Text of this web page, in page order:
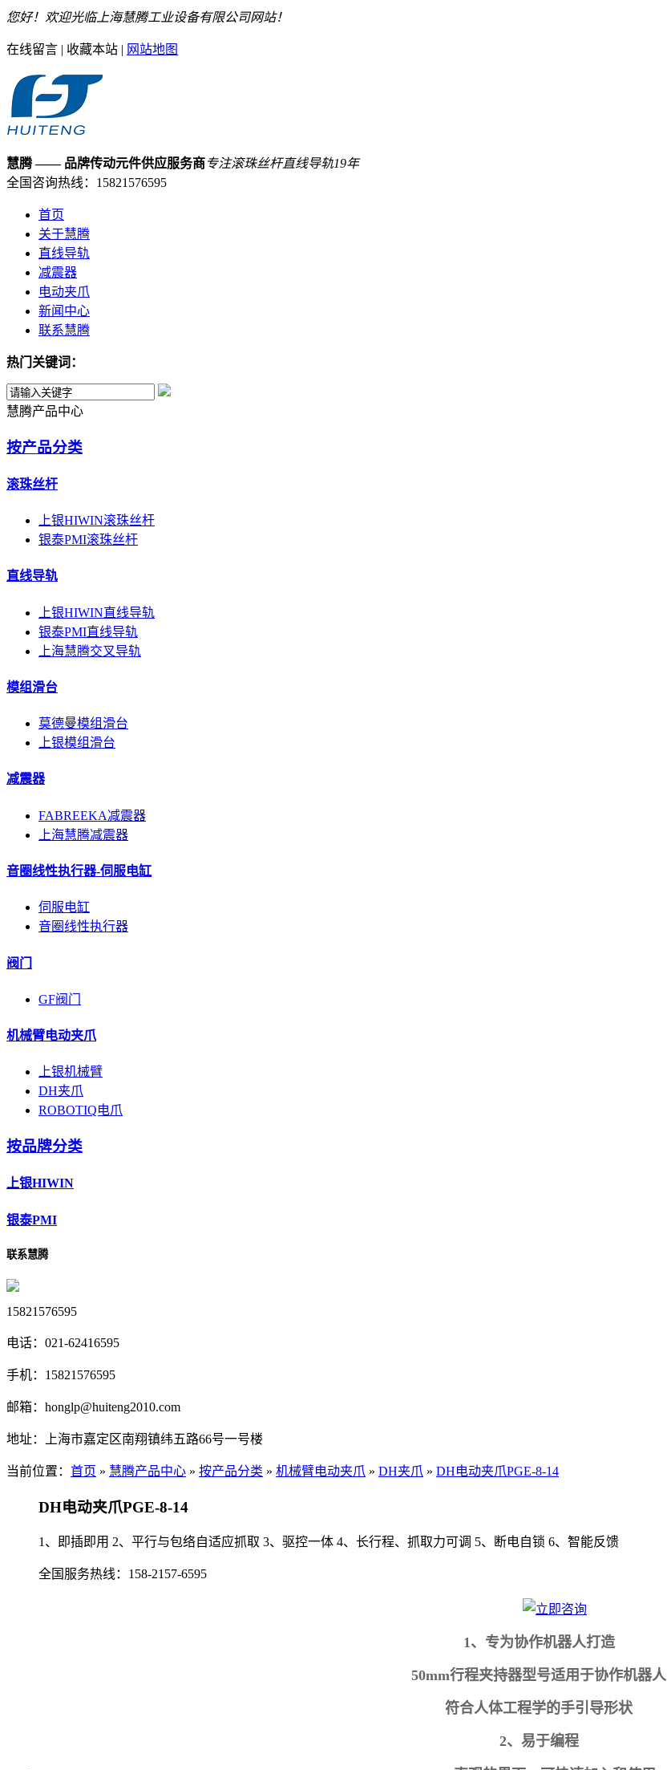
您好！欢迎光临上海慧腾工业设备有限公司网站！
在线留言 | 收藏本站 | 网站地图
慧腾—— 品牌传动元件供应服务商专注滚珠丝杆直线导轨19年
全国咨询热线： 15821576595
首页
关于慧腾
直线导轨
减震器
电动夹爪
新闻中心
联系慧腾
热门关键词：
慧腾产品中心
按产品分类
滚珠丝杆
上银HIWIN滚珠丝杆
银泰PMI滚珠丝杆
直线导轨
上银HIWIN直线导轨
银泰PMI直线导轨
上海慧腾交叉导轨
模组滑台
莫德曼模组滑台
上银模组滑台
减震器
FABREEKA减震器
上海慧腾减震器
音圈线性执行器-伺服电缸
伺服电缸
音圈线性执行器
阀门
GF阀门
机械臂电动夹爪
上银机械臂
DH夹爪
ROBOTIQ电爪
按品牌分类
上银HIWIN
银泰PMI
联系慧腾
15821576595
电话： 021-62416595
手机： 15821576595
邮箱： honglp@huiteng2010.com
地址： 上海市嘉定区南翔镇纬五路66号一号楼
当前位置： 首页 » 慧腾产品中心 » 按产品分类 » 机械臂电动夹爪 » DH夹爪 » DH电动夹爪PGE-8-14
DH电动夹爪PGE-8-14
1、即插即用 2、平行与包络自适应抓取 3、驱控一体 4、长行程、抓取力可调 5、断电自锁 6、智能反馈
全国服务热线： 158-2157-6595
1、专为协作机器人打造
50mm行程夹持器型号适用于协作机器人
符合人体工程学的手引导形状
2、易于编程